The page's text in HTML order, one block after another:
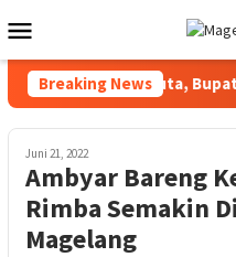
ke
kontenMobile
Breaking News
Rp203,7 Juta, Bupati
Juni 21, 2022
Ambyar Bareng
Rimba Semakin
Magelang